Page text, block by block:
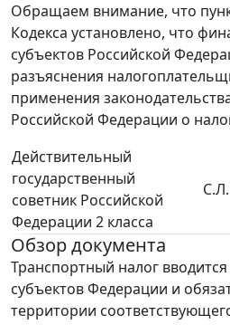
Обращаем внимание, что
Кодекса установлено, что
субъектов Российской
разъяснения
применения
Российской Федерации о
Действительный
государственный
советник Российской
Федерации 2 класса
Обзор документа
Транспортный налог
субъектов Федерации и
территории